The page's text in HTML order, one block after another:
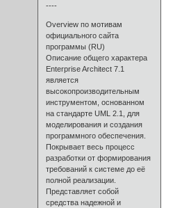
----
Overview по мотивам
официального сайта
программы (RU)
Описание общего характера
Enterprise Architect 7.1
является
высокопроизводительным
инструментом, основанном
на стандарте UML 2.1, для
моделирования и создания
программного обеспечения.
Покрывает весь процесс
разработки от формирования
требований к системе до её
полной реализации.
Представляет собой
средства надежной и